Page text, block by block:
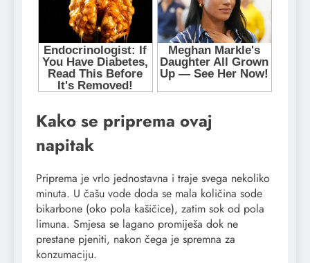
Kako se priprema ovaj
napitak
Priprema je vrlo jednostavna i traje svega nekoliko
minuta. U čašu vode doda se mala količina sode
bikarbone (oko pola kašičice), zatim sok od pola
limuna. Smjesa se lagano promiješa dok ne
prestane pjeniti, nakon čega je spremna za
konzumaciju.